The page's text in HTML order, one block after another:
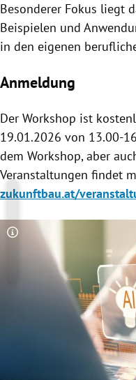
Besonderer Fokus liegt
Beispielen und
in den eigenen
Anmeldung
Der Workshop ist
19.01.2026 von 13.00-
dem Workshop, aber
Veranstaltungen findet
zukunftbau.at/
Copyright-Hinweis